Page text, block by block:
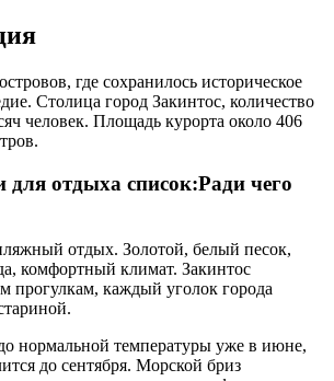
где сохранилось историческое
Столица город Закинтос, количество
человек. Площадь курорта около 406
для отдыха список:Ради чего
отдых. Золотой, белый песок,
комфортный климат. Закинтос
прогулкам, каждый уголок города
нормальной температуры уже в июне,
до сентября. Морской бриз